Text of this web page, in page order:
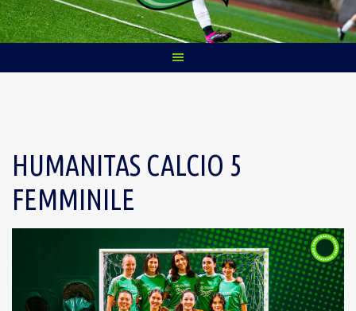
HUMANITAS CALCIO 5
FEMMINILE